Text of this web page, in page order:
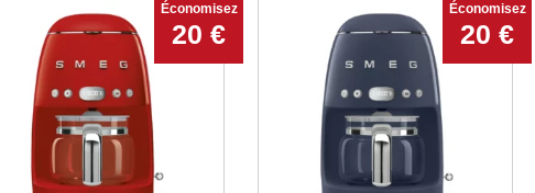
Économisez
20 €
Économisez
20 €